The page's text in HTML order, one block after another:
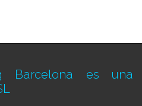
Barcelona es